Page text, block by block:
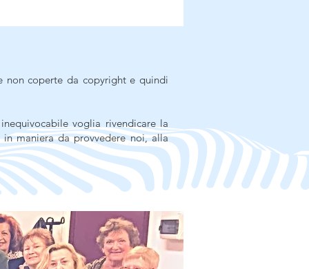
non coperte da copyright e quindi
voglia rivendicare la
in maniera da provvedere noi, alla